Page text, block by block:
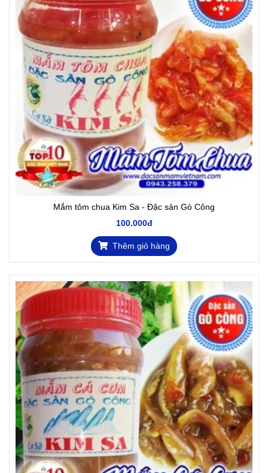
Mắm tôm chua Kim Sa - Đặc sản Gò Công
100.000đ
Thêm giỏ hàng